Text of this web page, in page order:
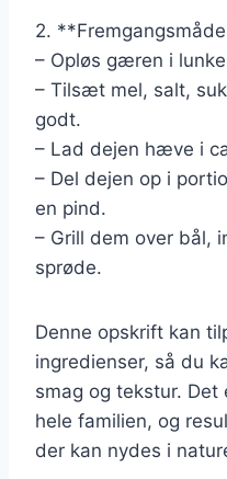
2.
– Opløs gæren i
– Tilsæt mel, salt,
godt.
– Lad dejen hæve i
– Del dejen op i
en pind.
– Grill dem over bål,
sprøde.
Denne opskrift kan
ingredienser, så du
smag og tekstur.
hele familien, og
der kan nydes i